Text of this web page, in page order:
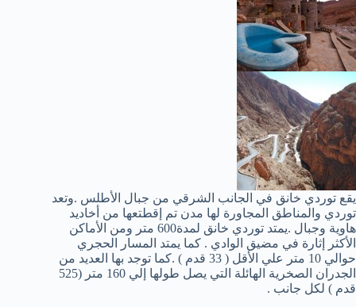
يقع توردي خانق في الجانب الشرقي من جبال الأطلس .وتعد
توردي والمناطق المجاورة لها مدن تم إقطتعها من أخاديد
هاوية وجبال .يمتد توردي خانق لمدة600 متر ومن الأماكن
الأكثر إثارة في مضيق الوادي . كما يمتد المسار الحجري
حوالي 10 متر علي الأقل ( 33 قدم ) .كما توجد بها العديد من
الجدران الصخرية الهائلة التي يصل طولها إلي 160 متر (525
قدم ) لكل جانب .